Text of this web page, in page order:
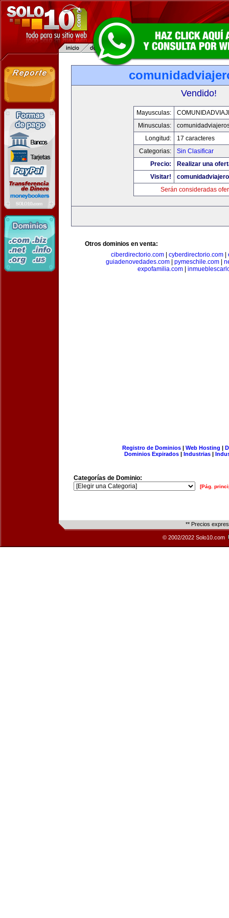
Vendido!
Mayusculas:
Minusculas:
Longitud:
17 caracteres
Categorias:
Sin Clasificar
Precio:
Realizar una
Visitar!
Serán consideradas
Otros dominios en venta:
ciberdirectorio.com
cyberdirectorio.com
guiadenovedades.com| pymeschile.com|
expofamilia.com
Registro de Dominios| Web Hosting |
Dominios Expirados | Industrias |
Categorías de Dominio:
[Pág.
** Precios
© 2002/2022 Solo10.com